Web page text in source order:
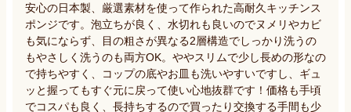
安心の日本製、厳選素材を使って作られた高耐久キッチンス
ポンジです。泡立ちが良く、水切れも良いのでヌメリやカビ
も気にならず、目の粗さが異なる2層構造でしっかり洗うの
もやさしく洗うのも両方OK。ややスリムで少し長めの形なの
で持ちやすく、コップの底やお皿も洗いやすいですし、ギュ
ッと握ってもすぐ元に戻って使い心地抜群です！価格も手頃
でコスパも良く、長持ちするので買ったり交換する手間も少